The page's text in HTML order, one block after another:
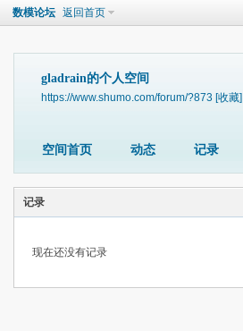
数模论坛 返回首页
gladrain的个人空间
https://www.shumo.com/forum/?873 [收藏]
空间首页 动态 记录
记录
现在还没有记录